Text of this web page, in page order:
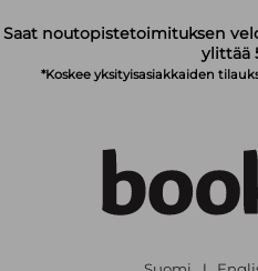
Saat noutopistetoimituksen
ylittää
*Koskee yksityisasiakkaiden